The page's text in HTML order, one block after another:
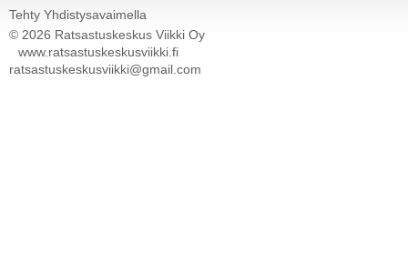
Tehty Yhdistysavaimella
© 2026 Ratsastuskeskus Viikki Oy
www.ratsastuskeskusviikki.fi
ratsastuskeskusviikki@gmail.com